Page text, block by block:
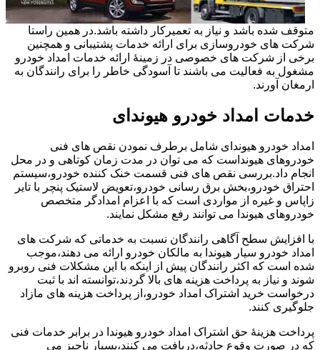
متوقف شده باشد و نیاز به تعمیرکار داشته باشد.در همین راستا
شرکت های خودروسازی برای ارائه خدمات پشتیبانی و همچنین
برخی از شرکت های خصوصی در زمینۀ ارائه خدمات امداد خودرو
مشغول به فعالیت می باشند تا آسودگی خاطر را برای رانندگان به
ارمغان آورند.
خدمات امداد خودرو هیوندای
امداد خودرو هیوندای شامل برطرف نمودن نقص های فنی
خودروهای هیونداست که می توان در مدت زمان کوتاهی و در محل
انجام داد.بررسی نقص های فنی قسمت خنک کننده خودرو،سیستم
احتراق خودرو،بخش برق رسانی خودرو،تعویض لاستیک پنچر با تایر
زاپاس و غیره از مواردی است که با اعزام امدادگر متخصص
خودروهای هیوندا می توانند رفع مشکل نمایند.
با افزایش سطح آگاهی رانندگان نسبت به خدماتی که شرکت های
امداد خودرو سیار هیوندا به مالکان خودرو ارائه می دهند،موجب
شده است که اکثر رانندگان پیش از اینکه با این مشکلات فنی روبرو
شوند و نیاز به پرداخت هزینه های بالا گردند،توانسته اند با ثبت
درخواست خرید اشتراک امداد خودرو،از پرداخت هزینه های مازاد
جلوگیری کنند.
پرداخت هزینۀ حق اشتراک امداد خودرو هیوندا در برابر خدمات فنی
که در صورت وقوع حادثه،دریافت می کنند،بسیار ناچیز می